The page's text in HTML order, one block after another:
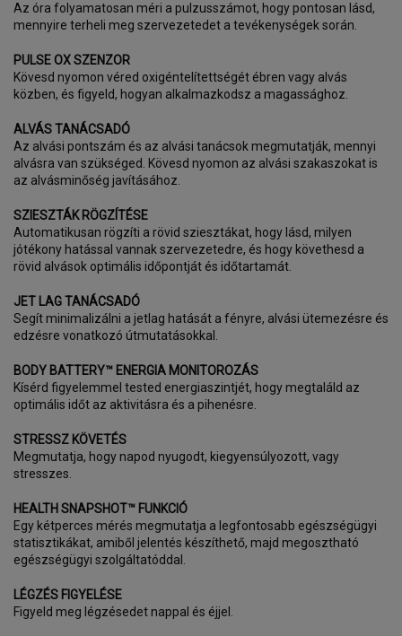
Az óra folyamatosan méri a pulzusszámot, hogy pontosan lásd,
mennyire terheli meg szervezetedet a tevékenységek során.
PULSE OX SZENZOR
Kövesd nyomon véred oxigéntelítettségét ébren vagy alvás
közben, és figyeld, hogyan alkalmazkodsz a magassághoz.
ALVÁS TANÁCSADÓ
Az alvási pontszám és az alvási tanácsok megmutatják, mennyi
alvásra van szükséged. Kövesd nyomon az alvási szakaszokat is
az alvásminőség javításához.
SZIESZTÁK RÖGZÍTÉSE
Automatikusan rögzíti a rövid sziesztákat, hogy lásd, milyen
jótékony hatással vannak szervezetedre, és hogy követhesd a
rövid alvások optimális időpontját és időtartamát.
JET LAG TANÁCSADÓ
Segít minimalizálni a jetlag hatását a fényre, alvási ütemezésre és
edzésre vonatkozó útmutatásokkal.
BODY BATTERY™ ENERGIA MONITOROZÁS
Kísérd figyelemmel tested energiaszintjét, hogy megtaláld az
optimális időt az aktivitásra és a pihenésre.
STRESSZ KÖVETÉS
Megmutatja, hogy napod nyugodt, kiegyensúlyozott, vagy
stresszes.
HEALTH SNAPSHOT™ FUNKCIÓ
Egy kétperces mérés megmutatja a legfontosabb egészségügyi
statisztikákat, amiből jelentés készíthető, majd megosztható
egészségügyi szolgáltatóddal.
LÉGZÉS FIGYELÉSE
Figyeld meg légzésedet nappal és éjjel.